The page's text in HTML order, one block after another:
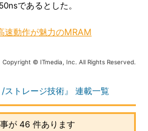
であるとした。
速動作が魅力のMRAM
Copyright © ITmedia, Inc. All Rights Reserved.
トレージ技術』 連載一覧
が 46 件あります